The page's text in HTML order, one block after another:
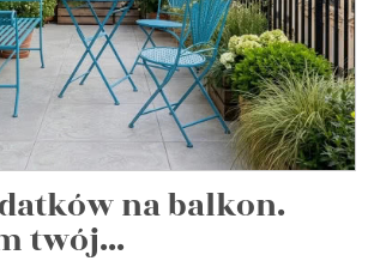
na balkon.
twój...